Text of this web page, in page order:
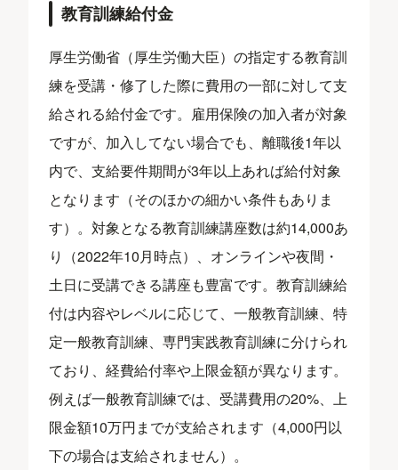
教育訓練給付金
厚生労働省（厚生労働大臣）の指定する教育訓
練を受講・修了した際に費用の一部に対して支
給される給付金です。雇用保険の加入者が対象
ですが、加入してない場合でも、離職後1年以
内で、支給要件期間が3年以上あれば給付対象
となります（そのほかの細かい条件もありま
す）。対象となる教育訓練講座数は約14,000あ
り（2022年10月時点）、オンラインや夜間・
土日に受講できる講座も豊富です。教育訓練給
付は内容やレベルに応じて、一般教育訓練、特
定一般教育訓練、専門実践教育訓練に分けられ
ており、経費給付率や上限金額が異なります。
例えば一般教育訓練では、受講費用の20%、上
限金額10万円までが支給されます（4,000円以
下の場合は支給されません）。